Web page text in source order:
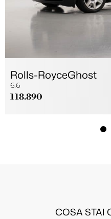
Rolls-RoyceGhost
6.6
118.890
COSA STAI